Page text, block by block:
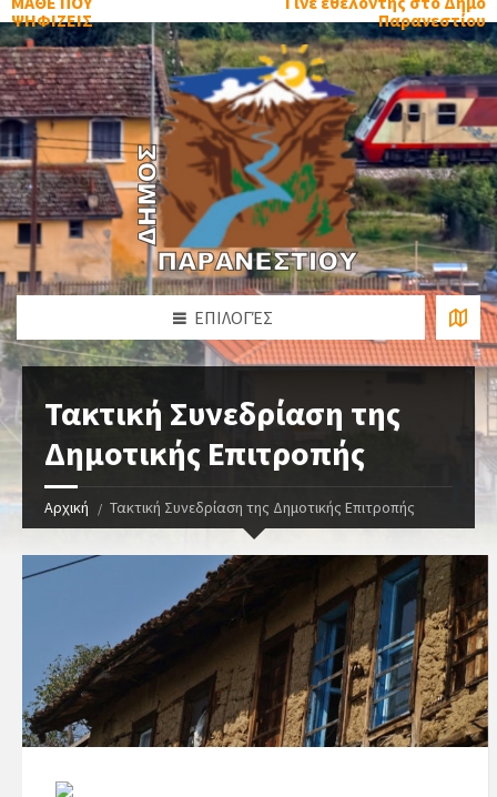
ΨΗΦΙΖΕΙΣ
Παρανεστίου
ΕΠΙΛΟΓΈΣ
Τακτική Συνεδρίαση της
Δημοτικής Επιτροπής
Αρχική Τακτική Συνεδρίαση της Δημοτικής Επιτροπής